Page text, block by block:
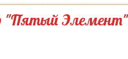
"Пятый Элемент"